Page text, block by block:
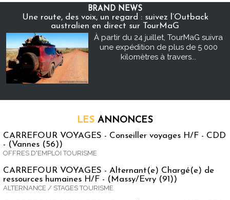
BRAND NEWS
Une route, des voix, un regard : suivez l’Outback
australien en direct sur TourMaG
À partir du 24 juillet, TourMaG suivra
une expédition de plus de 5 000
kilomètres à travers...
LES ANNONCES
CARREFOUR VOYAGES - Conseiller voyages H/F - CDD
- (Vannes (56))
OFFRES D'EMPLOI TOURISME
CARREFOUR VOYAGES - Alternant(e) Chargé(e) de
ressources humaines H/F - (Massy/Evry (91))
ALTERNANCE / STAGES TOURISME